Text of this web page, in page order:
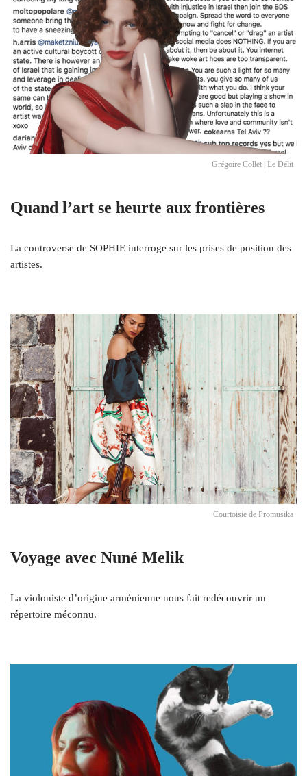
Grégoire Collet | Le Délit
Quand l’art se heurte aux frontières
La controverse de SOPHIE interroge sur les prises de position des
artistes.
Courtoisie de Promusika
Voyage avec Nuné Melik
La violoniste d’origine arménienne nous fait redécouvrir un
répertoire méconnu.